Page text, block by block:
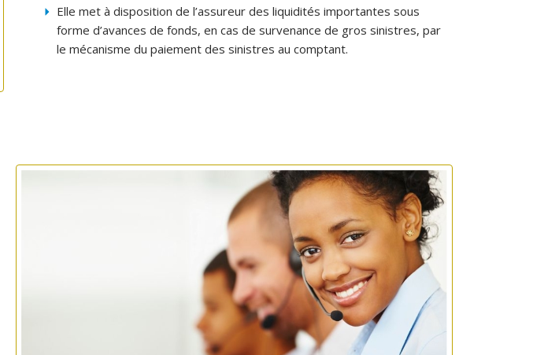
Elle met à disposition de l’assureur des liquidités importantes sous
forme d’avances de fonds, en cas de survenance de gros sinistres, par
le mécanisme du paiement des sinistres au comptant.